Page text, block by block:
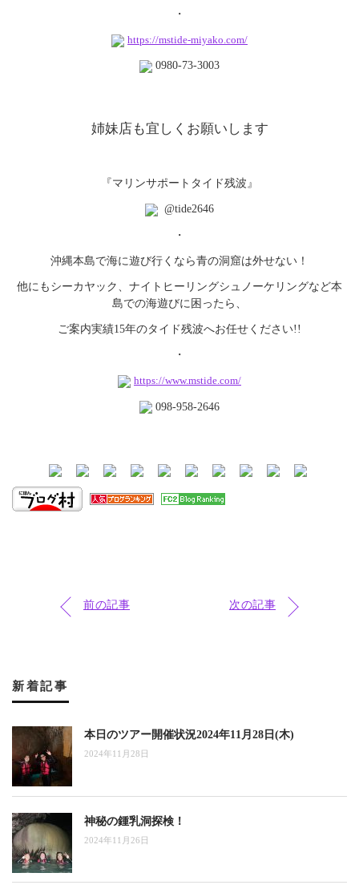
・
https://mstide-miyako.com/
0980-73-3003
姉妹店も宜しくお願いします
『マリンサポートタイド残波』
@tide2646
・
沖縄本島で海に遊び行くなら青の洞窟は外せない！
他にもシーカヤック、 ナイトヒーリングシュノーケリングなど本
島での海遊びに困ったら
ご案内実績15年のタイド残波へお任せください!!
・
https://www.mstide.com/
098-958-2646
前の記事 次の記事
新着記事
本日のツアー開催状況2024年11月28日(木)
2024年11月28日
神秘の鍾乳洞探検！
2024年11月26日